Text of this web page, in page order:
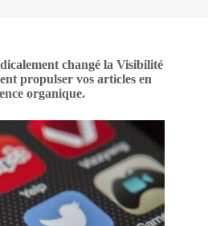
changé la Visibilité
propulser vos articles en
organique.